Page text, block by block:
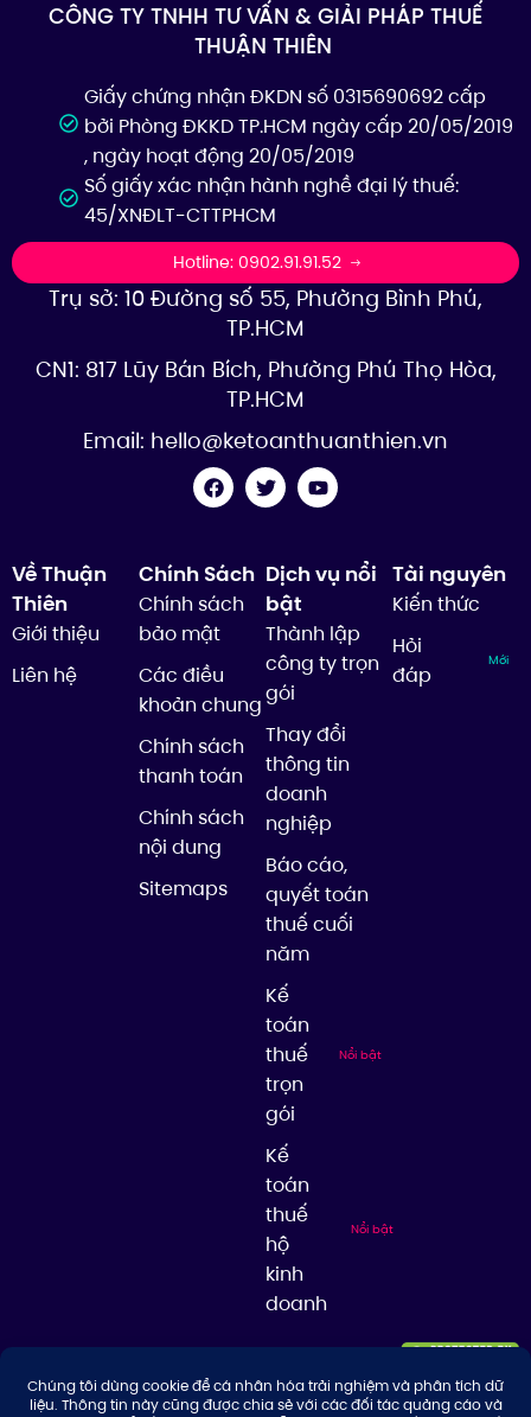
CÔNG TY TNHH TƯ VẤN & GIẢI PHÁP THUẾ
THUẬN THIÊN
Giấy chứng nhận ĐKDN số 0315690692 cấp
bởi Phòng ĐKKD TP.HCM ngày cấp 20/05/2019
, ngày hoạt động 20/05/2019
Số giấy xác nhận hành nghề đại lý thuế:
45/XNĐLT-CTTPHCM
Hotline: 0902.91.91.52
Trụ sở: 10 Đường số 55, Phường Bình Phú,
TP.HCM
CN1: 817 Lũy Bán Bích, Phường Phú Thọ Hòa,
TP.HCM
Email: hello@ketoanthuanthien.vn
Về Thuận
Thiên
Giới thiệu
Liên hệ
Chính Sách
Chính sách
bảo mật
Các điều
khoản chung
Chính sách
thanh toán
Chính sách
nội dung
Sitemaps
Dịch vụ nổi
bật
Thành lập
công ty trọn
gói
Thay đổi
thông tin
doanh
nghiệp
Báo cáo,
quyết toán
thuế cuối
năm
Kế
toán
thuế
trọn
gói
Nổi bật
Kế
toán
thuế
hộ
kinh
doanh
Nổi bật
Tài nguyên
Kiến thức
Hỏi
đáp
Mới